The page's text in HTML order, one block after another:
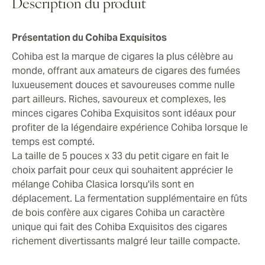
Alors, faites le plein de Cohiba Exquisitos, petits et
délicieux favori cubain.
Description du produit
Présentation du Cohiba Exquisitos
Cohiba est la marque de cigares la plus célèbre au
monde, offrant aux amateurs de cigares des fumées
luxueusement douces et savoureuses comme nulle
part ailleurs. Riches, savoureux et complexes, les
minces cigares Cohiba Exquisitos sont idéaux pour
profiter de la légendaire expérience Cohiba lorsque le
temps est compté.
La taille de 5 pouces x 33 du petit cigare en fait le
choix parfait pour ceux qui souhaitent apprécier le
mélange Cohiba Clasica lorsqu'ils sont en
déplacement. La fermentation supplémentaire en fûts
de bois confère aux cigares Cohiba un caractère
unique qui fait des Cohiba Exquisitos des cigares
richement divertissants malgré leur taille compacte.